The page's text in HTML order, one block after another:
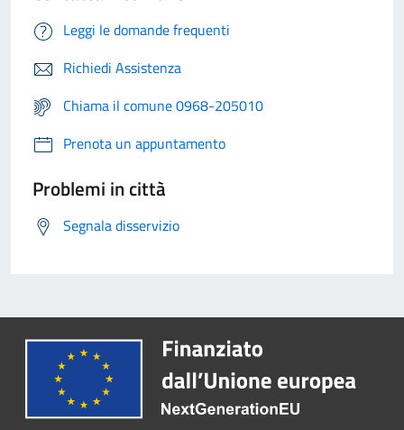
Leggi le domande frequenti
Richiedi Assistenza
Chiama il comune 0968-205010
Prenota un appuntamento
Problemi in città
Segnala disservizio